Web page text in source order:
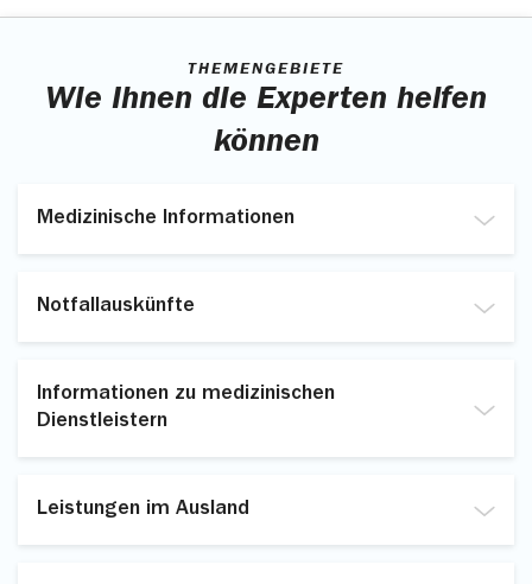
THEMENGEBIETE
Wie Ihnen die Experten helfen
können
Medizinische Informationen
Medikamente und deren Nebenwirkungen
Individuelle Gesundheitsleistungen (IGeL)
Notfallauskünfte
Informationen zu medizinischen
Dienstleistern
Ambulante zahnärztliche Behandlungen
Ambulante und stationäre Pflegeeinrichtungen
Leistungen im Ausland